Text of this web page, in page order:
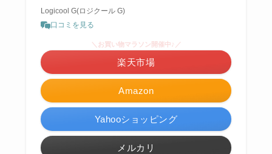
Logicool G(ロジクール G)
口コミを見る
Amazon
＼お買い物マラソン開催中♪／
楽天市場
Yahooショッピング
メルカリ